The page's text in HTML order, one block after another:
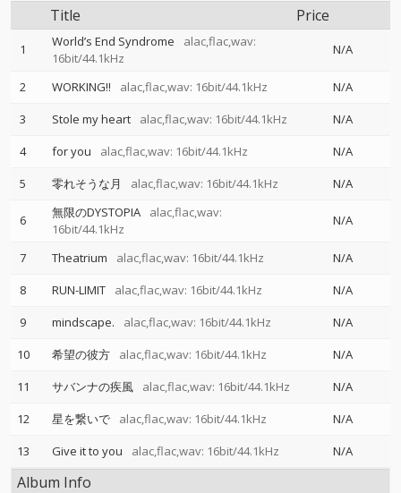
Title Price
1 World’s End Syndrome
alac,flac,wav:
16bit/44.1kHz
N/A
2 WORKING!! alac,flac,wav: 16bit/44.1kHz
N/A
3
Stole my heart alac,flac,wav: 16bit/44.1kHz
N/A
4
for you alac,flac,wav: 16bit/44.1kHz
N/A
5
零れそうな月 alac,flac,wav: 16bit/44.1kHz N/A
6 無限のDYSTOPIA
alac,flac,wav:
16bit/44.1kHz
N/A
7 Theatrium alac,flac,wav: 16bit/44.1kHz
N/A
8
RUN-LIMIT alac,flac,wav: 16bit/44.1kHz
N/A
9
mindscape. alac,flac,wav: 16bit/44.1kHz
N/A
10
希望の彼方 alac,flac,wav: 16bit/44.1kHz
N/A
11
サバンナの疾風 alac,flac,wav: 16bit/44.1kHz
N/A
12
星を繋いで alac,flac,wav: 16bit/44.1kHz
N/A
13
Give it to you alac,flac,wav: 16bit/44.1kHz N/A
Album Info